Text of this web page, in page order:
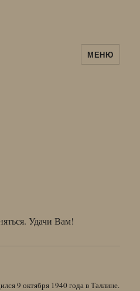
МЕНЮ
Удачи Вам!
9 октября 1940 года в Таллине.